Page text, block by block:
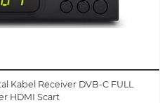
Kabel Receiver DVB-C FULL
HDMI Scart